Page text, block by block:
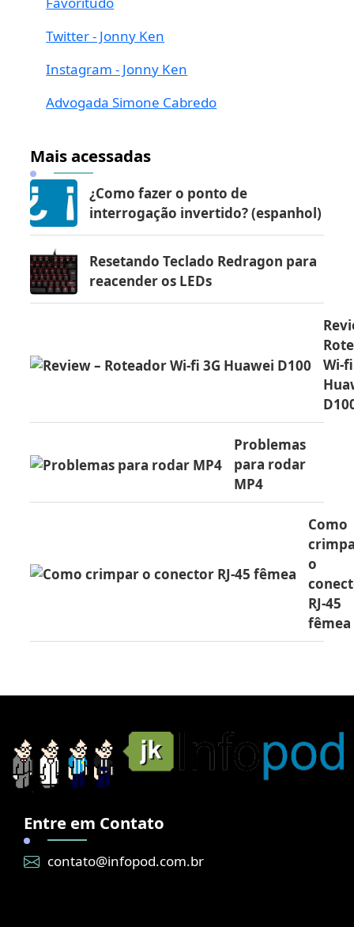
Twitter - Jonny Ken
Instagram - Jonny Ken
Advogada Simone Cabredo
Mais acessadas
¿Como fazer o ponto de
interrogação invertido? (espanhol)
Resetando Teclado Redragon para
reacender os LEDs
Wi-
Problemas
para rodar
MP4
Como
o
RJ-45
fêmea
Entre em Contato
contato@infopod.com.br